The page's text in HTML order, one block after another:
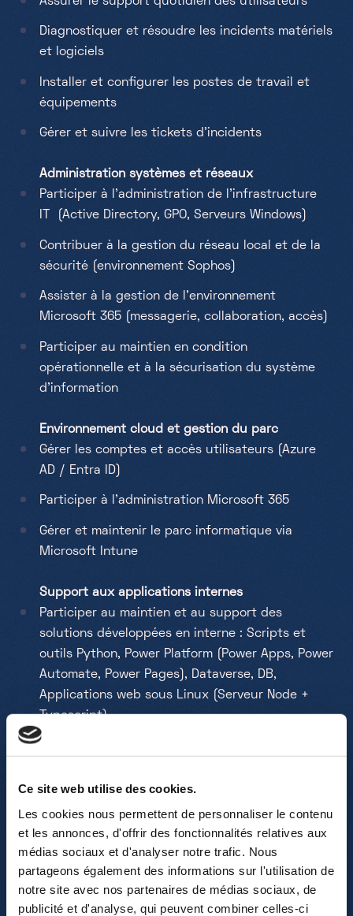
Ce site web utilise des cookies.
Les cookies nous permettent de personnaliser le contenu
et les annonces, d'offrir des fonctionnalités relatives aux
médias sociaux et d'analyser notre trafic. Nous
partageons également des informations sur l'utilisation de
notre site avec nos partenaires de médias sociaux, de
publicité et d'analyse, qui peuvent combiner celles-ci
Diagnostiquer et résoudre les incidents matériels
et logiciels
Installer et configurer les postes de travail et
équipements
Gérer et suivre les tickets d’incidents
Administration systèmes et réseaux
Participer à l’administration de l’infrastructure
IT (Active Directory, GPO, Serveurs Windows)
Contribuer à la gestion du réseau local et de la
sécurité (environnement Sophos)
Assister à la gestion de l’environnement
Microsoft 365 (messagerie, collaboration, accès)
Participer au maintien en condition
opérationnelle et à la sécurisation du système
d’information
Environnement cloud et gestion du parc
Gérer les comptes et accès utilisateurs (Azure
AD / Entra ID)
Participer à l’administration Microsoft 365
Gérer et maintenir le parc informatique via
Microsoft Intune
Support aux applications internes
Participer au maintien et au support des
solutions développées en interne : Scripts et
outils Python, Power Platform (Power Apps, Power
Automate, Power Pages),
Dataverse, DB,
Applications web sous Linux (Serveur Node +
Typescript)
Innovation, automatisation et IA
Utiliser des outils d’intelligence artificielle dans
les activités quotidiennes (support,
automatisation, documentation)
Participer à la création ou à l’amélioration de